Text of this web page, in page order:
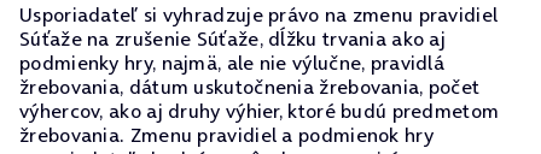
Usporiadateľ si vyhradzuje právo na zmenu pravidiel
Súťaže na zrušenie Súťaže, dĺžku trvania ako aj
podmienky hry, najmä, ale nie výlučne, pravidlá
žrebovania, dátum uskutočnenia žrebovania, počet
výhercov, ako aj druhy výhier, ktoré budú predmetom
žrebovania. Zmenu pravidiel a podmienok hry